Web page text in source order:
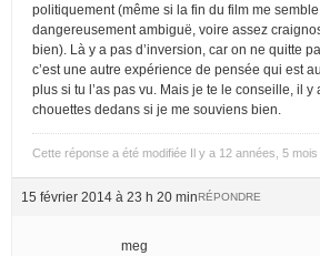
politiquement (même si la fin du film me
dangereusement ambiguë, voire assez
bien). Là y a pas d’inversion, car on ne quitte
c’est une autre expérience de pensée qui est
plus si tu l’as pas vu. Mais je te le conseille, il y
chouettes dedans si je me souviens bien.
Cette réponse a été modifiée Il y a 12 années, 5
15 février 2014 à 23 h 20 minRÉPONDRE
meg